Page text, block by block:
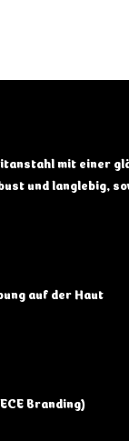
mit einer
und langlebig,
auf der Haut
Branding)